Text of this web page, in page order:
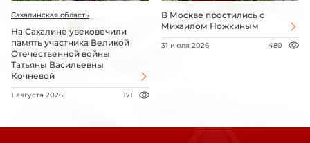
Сахалинская область
На Сахалине увековечили
память участника Великой
Отечественной войны
Татьяны Васильевны
Кочневой
1 августа 2026 171
В Москве простились с
Михаилом Ножкиным
31 июля 2026 480